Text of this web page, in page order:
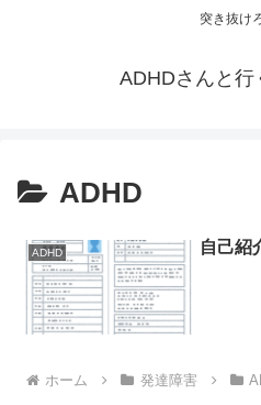
突き抜け
ADHDさんと行
ADHD
ADHD 自己紹
ホーム 発達障害